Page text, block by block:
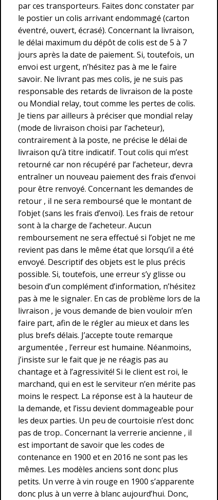
par ces transporteurs. Faites donc constater par
le postier un colis arrivant endommagé (carton
éventré, ouvert, écrasé). Concernant la livraison,
le délai maximum du dépôt de colis est de 5 à 7
jours après la date de paiement. Si, toutefois, un
envoi est urgent, n’hésitez pas à me le faire
savoir. Ne livrant pas mes colis, je ne suis pas
responsable des retards de livraison de la poste
ou Mondial relay, tout comme les pertes de colis.
Je tiens par ailleurs à préciser que mondial relay
(mode de livraison choisi par l’acheteur),
contrairement à la poste, ne précise le délai de
livraison qu’à titre indicatif. Tout colis qui m’est
retourné car non récupéré par l’acheteur, devra
entraîner un nouveau paiement des frais d’envoi
pour être renvoyé. Concernant les demandes de
retour , il ne sera remboursé que le montant de
l’objet (sans les frais d’envoi). Les frais de retour
sont à la charge de l’acheteur. Aucun
remboursement ne sera effectué si l’objet ne me
revient pas dans le même état que lorsqu’il a été
envoyé. Descriptif des objets est le plus précis
possible. Si, toutefois, une erreur s’y glisse ou
besoin d’un complément d’information, n’hésitez
pas à me le signaler. En cas de problème lors de la
livraison , je vous demande de bien vouloir m’en
faire part, afin de le régler au mieux et dans les
plus brefs délais. J’accepte toute remarque
argumentée , l’erreur est humaine. Néanmoins,
j’insiste sur le fait que je ne réagis pas au
chantage et à l’agressivité! Si le client est roi, le
marchand, qui en est le serviteur n’en mérite pas
moins le respect. La réponse est à la hauteur de
la demande, et l’issu devient dommageable pour
les deux parties. Un peu de courtoisie n’est donc
pas de trop.. Concernant la verrerie ancienne , il
est important de savoir que les codes de
contenance en 1900 et en 2016 ne sont pas les
mêmes. Les modèles anciens sont donc plus
petits. Un verre à vin rouge en 1900 s’apparente
donc plus à un verre à blanc aujourd’hui. Donc,